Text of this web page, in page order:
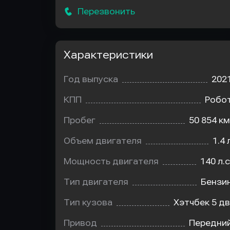
Перезвонить
Характеристики
Год выпуска 2021
КПП
Пробег 50 854
Объем двигателя 1.4
Мощность двигателя 140
Тип двигателя
Тип кузова Хэтчбек 5
Привод